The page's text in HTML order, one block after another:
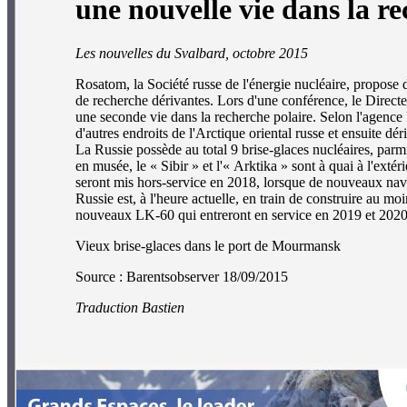
une nouvelle vie dans la
Les nouvelles du Svalbard, octobre 2015
Rosatom, la Société russe de l'énergie nucléaire,
de recherche dérivantes. Lors d'une conférence, le
une seconde vie dans la recherche polaire. Selon
d'autres endroits de l'Arctique oriental russe et ensuite
La Russie possède au total 9 brise-glaces nucléaires,
en musée, le « Sibir » et l'« Arktika » sont à quai à
seront mis hors-service en 2018, lorsque de nouveaux
Russie est, à l'heure actuelle, en train de construire au
nouveaux LK-60 qui entreront en service en 2019 et
Vieux brise-glaces dans le port de Mourmansk
Source : Barentsobserver 18/09/2015
Traduction Bastien